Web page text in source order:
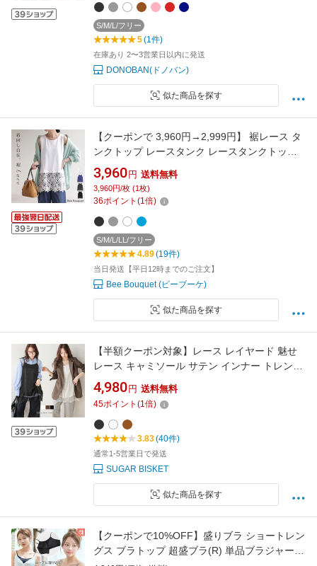
S/M/L/フリー
5(1件)
在庫あり 2〜3営業日以内に発送
DONOBAN(ドノバン)
似た商品を探す
【クーポンで 3,960円→2,999円】 裾レース タ
ンクトップ レースタンク レースタンクトップ
インナー レース 花柄 レディース トップス タン
ク キャミソール クルーネック レイヤード スリ
ット 綿 異素材MIX 花柄 重ね 着回し ゆったり
3,960 円 送料無料
3,960円/枚 (1枚)
36ポイント (1倍)
S/M/L/LL/フリー
4.89(19件)
当日発送【平日12時までのご注文】
Bee Bouquet (ビーブーケ)
似た商品を探す
【半額クーポン対象】レース レイヤード 魅せ
レース キャミソール サテン インナー トレンド
重ね着 キレイめ フェミニン レディース メール
便 2026春夏新作【azkss26-1889】【即納：1-5
営業日】【送料無料】メ込2
4,980 円 送料無料
45ポイント (1倍)
3.83(40件)
通常1-5営業日で発送
SUGAR BISKET
似た商品を探す
【クーポンで10%OFF】盛りブラ ショートレン
グス ブラトップ 超盛ブラ(R) 単品ブラジャー